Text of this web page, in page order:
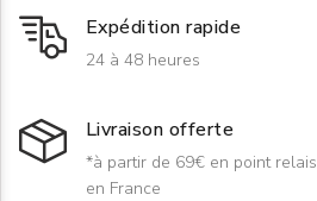
Expédition rapide
24 à 48 heures
Livraison offerte
*à partir de 69€ en point relais
en France